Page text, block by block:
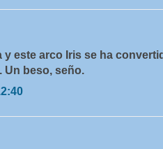
y este arco Iris se ha
Un beso, seño.